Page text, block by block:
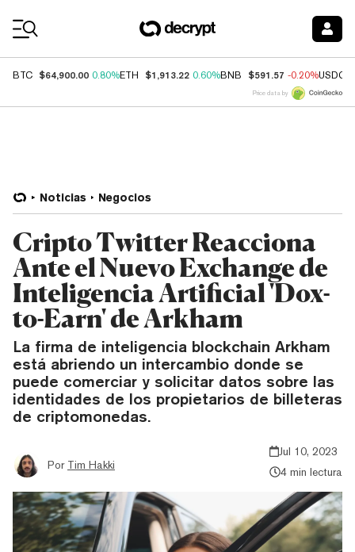
BTC $64,900.00 0.80%ETH $1,913.22 0.60%BNB $591.57 -0.20%USDC
Price data by
Noticias Negocios
Cripto Twitter Reacciona
Ante el Nuevo Exchange de
Inteligencia Artificial 'Dox-
to-Earn' de Arkham
La firma de inteligencia blockchain Arkham
está abriendo un intercambio donde se
puede comerciar y solicitar datos sobre las
identidades de los propietarios de billeteras
de criptomonedas.
Por Tim Hakki
Jul 10, 2023
4 min lectura